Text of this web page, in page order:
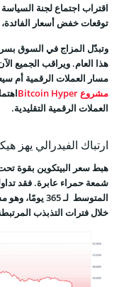
اقتراب اجتماع لجنة السياسة
توقعات خفض أسعار الفائدة،
وتبدّل المزاج في السوق
هذا العام. ويراقب الجميع
مسار العملات الرقمية أم
مشروع Bitcoin Hyper
العملات الرقمية التقليدية.
ارتباك الفيدرالي يهز
شمعة حمراء عابرة. فقد
المتوسط لـ
خلال فترات التذبذب